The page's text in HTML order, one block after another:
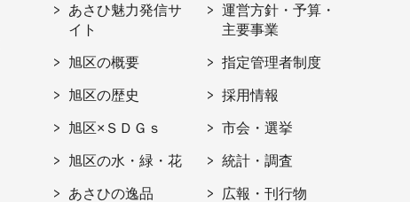
あさひ魅力発信サ
イト
旭区の概要
旭区の歴史
旭区×ＳＤＧｓ
旭区の水・緑・花
あさひの逸品
運営方針・予算・
主要事業
指定管理者制度
採用情報
市会・選挙
統計・調査
広報・刊行物